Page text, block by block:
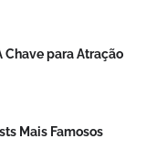
Chave para Atração
Mais Famosos